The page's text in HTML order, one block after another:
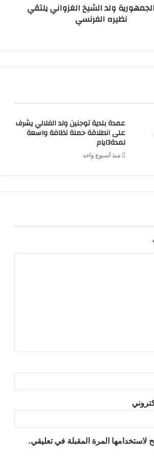
ولد الشيخ الغزواني يلتقي
نظيره الفرنسي
عمدة بلدية توجنين ولد الفلالي يشرف
على انطلاقة حملة نظافة واسعة
لمدة3ايام
منذ أسبوع واحد
المرة المقبلة في تعليقي.